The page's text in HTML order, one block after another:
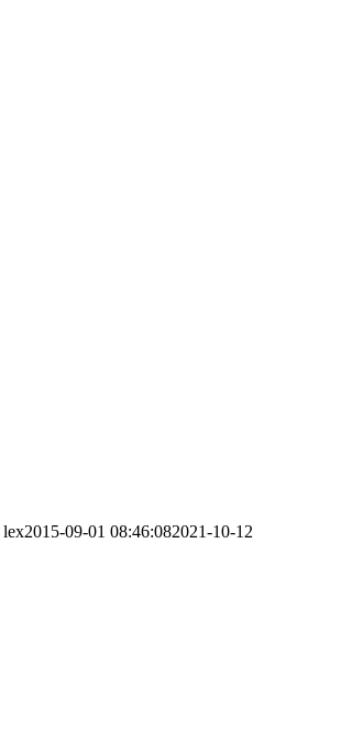
lex2015-09-01 08:46:082021-10-12